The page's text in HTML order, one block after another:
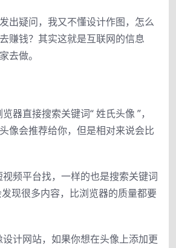
出疑问，我又不懂设计作图，怎么
赚钱？其实这就是互联网的信息
去做。
直接搜索关键词“ 姓氏头像 ”，
像会推荐给你，但是相对来说会比
频平台找，一样的也是搜索关键词
发现很多内容，比浏览器的质量都要
计网站，如果你想在头像上添加更